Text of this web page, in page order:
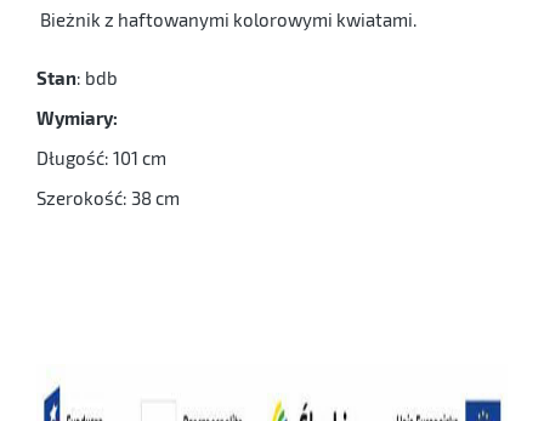
Bieżnik z haftowanymi kolorowymi kwiatami.
Stan: bdb
Wymiary:
Długość: 101 cm
Szerokość: 38 cm